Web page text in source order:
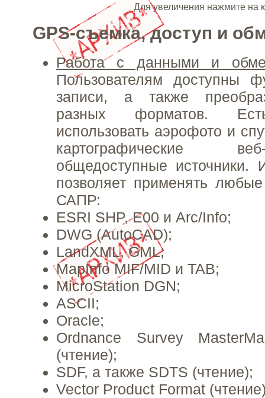
Для увеличения нажмите на
GPS-съемка, доступ и
Работа с данными и
Пользователям доступны
записи, а также
разных форматов.
использовать аэрофото и
картографические
общедоступные источники.
позволяет применять
САПР:
ESRI SHP, E00 и Arc/Info;
DWG (AutoCAD);
LandXML, GML;
MapInfo MIF/MID и TAB;
MicroStation DGN;
ASCII;
Oracle;
Ordnance Survey
(чтение);
SDF, а также SDTS (чтение);
Vector Product Format